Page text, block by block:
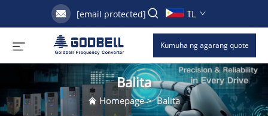
[email protected] TL
Kumuha ng agarang quote
Balita
Homepage>Balita